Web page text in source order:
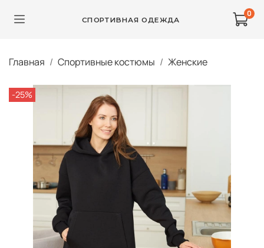
СПОРТИВНАЯ ОДЕЖДА
0
Главная Спортивные костюмы Женские
-25%